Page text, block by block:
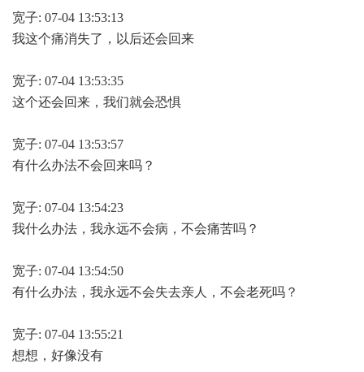
宽子: 07-04 13:53:13
我这个痛消失了，以后还会回来
宽子: 07-04 13:53:35
这个还会回来，我们就会恐惧
宽子: 07-04 13:53:57
有什么办法不会回来吗？
宽子: 07-04 13:54:23
我什么办法，我永远不会病，不会痛苦吗？
宽子: 07-04 13:54:50
有什么办法，我永远不会失去亲人，不会老死吗？
宽子: 07-04 13:55:21
想想，好像没有